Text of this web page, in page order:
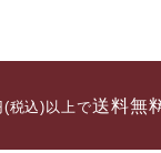
込)以上で送料無料
/